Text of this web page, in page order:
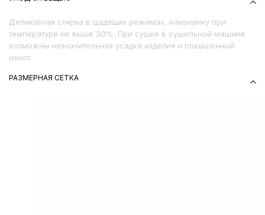
Деликатная стирка в щадящих режимах, наизнанку при
температуре не выше 30%. При сушке в сушильной машине
возможны незначительная усадка изделия и повышенный
износ
РАЗМЕРНАЯ СЕТКА